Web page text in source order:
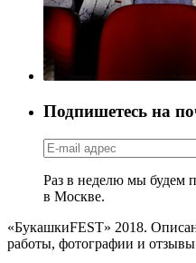
Подпишетесь на
Раз в неделю мы будем
в Москве.
«БукашкиFEST» 2018.
работы, фотографии и